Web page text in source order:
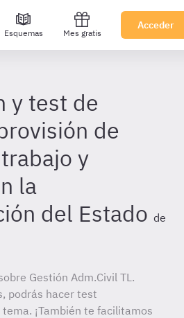
Esquemas Mes gratis
Acceder
y test de
de
y
la
del Estado de
Gestión Adm.Civil TL.
podrás hacer test
¡También te facilitamos